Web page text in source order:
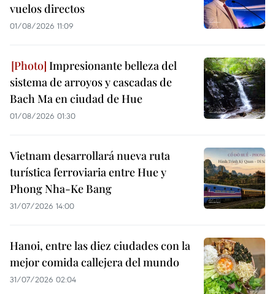
vuelos directos
01/08/2026 11:09
Impresionante belleza del
sistema de arroyos y cascadas de
Bach Ma en ciudad de Hue
01/08/2026 01:30
Vietnam desarrollará nueva ruta
turística ferroviaria entre Hue y
Phong Nha-Ke Bang
31/07/2026 14:00
Hanoi, entre las diez ciudades con la
mejor comida callejera del mundo
31/07/2026 02:04